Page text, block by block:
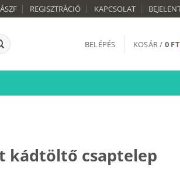
ÁSZF REGISZTRÁCIÓ KAPCSOLAT
BELÉPÉS KOSÁR / 0 FT
kádtöltő csaptelep